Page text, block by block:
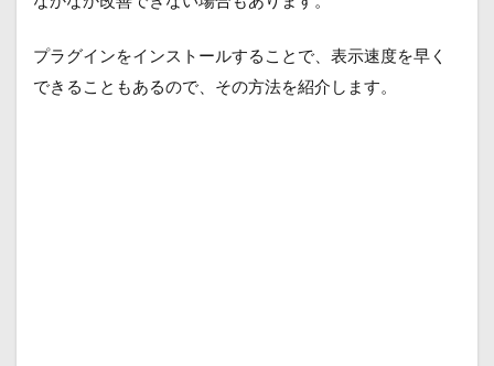
プラグインをインストールすることで、表示速度を早く
できることもあるので、その方法を紹介します。